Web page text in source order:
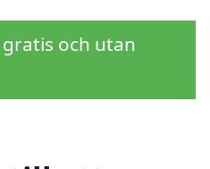
och utan